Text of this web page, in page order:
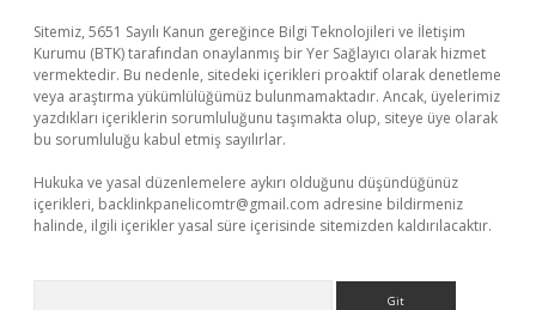
Sitemiz, 5651 Sayılı Kanun gereğince Bilgi Teknolojileri ve İletişim
Kurumu (BTK) tarafından onaylanmış bir Yer Sağlayıcı olarak hizmet
vermektedir. Bu nedenle, sitedeki içerikleri proaktif olarak denetleme
veya araştırma yükümlülüğümüz bulunmamaktadır. Ancak, üyelerimiz
yazdıkları içeriklerin sorumluluğunu taşımakta olup, siteye üye olarak
bu sorumluluğu kabul etmiş sayılırlar.
Hukuka ve yasal düzenlemelere aykırı olduğunu düşündüğünüz
içerikleri, backlinkpanelicomtr@gmail.com adresine bildirmeniz
halinde, ilgili içerikler yasal süre içerisinde sitemizden kaldırılacaktır.